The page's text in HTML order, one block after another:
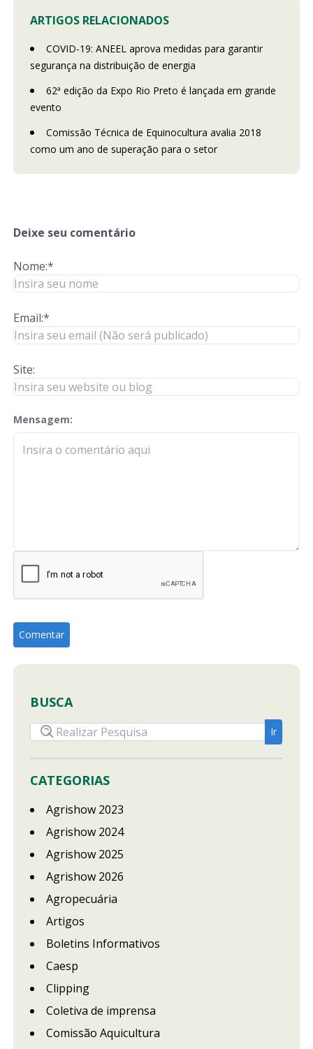
ARTIGOS RELACIONADOS
COVID-19: ANEEL aprova medidas para garantir
segurança na distribuição de energia
62ª edição da Expo Rio Preto é lançada em grande
evento
Comissão Técnica de Equinocultura avalia 2018
como um ano de superação para o setor
Deixe seu comentário
Nome:*
Email:*
Site:
Mensagem:
check-terms
BUSCA
CATEGORIAS
Agrishow 2023
Agrishow 2024
Agrishow 2025
Agrishow 2026
Agropecuária
Artigos
Boletins Informativos
Caesp
Clipping
Coletiva de imprensa
Comissão Aquicultura